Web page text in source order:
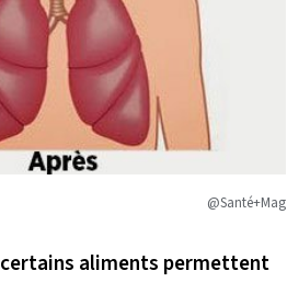
@Santé+Mag
certains aliments permettent